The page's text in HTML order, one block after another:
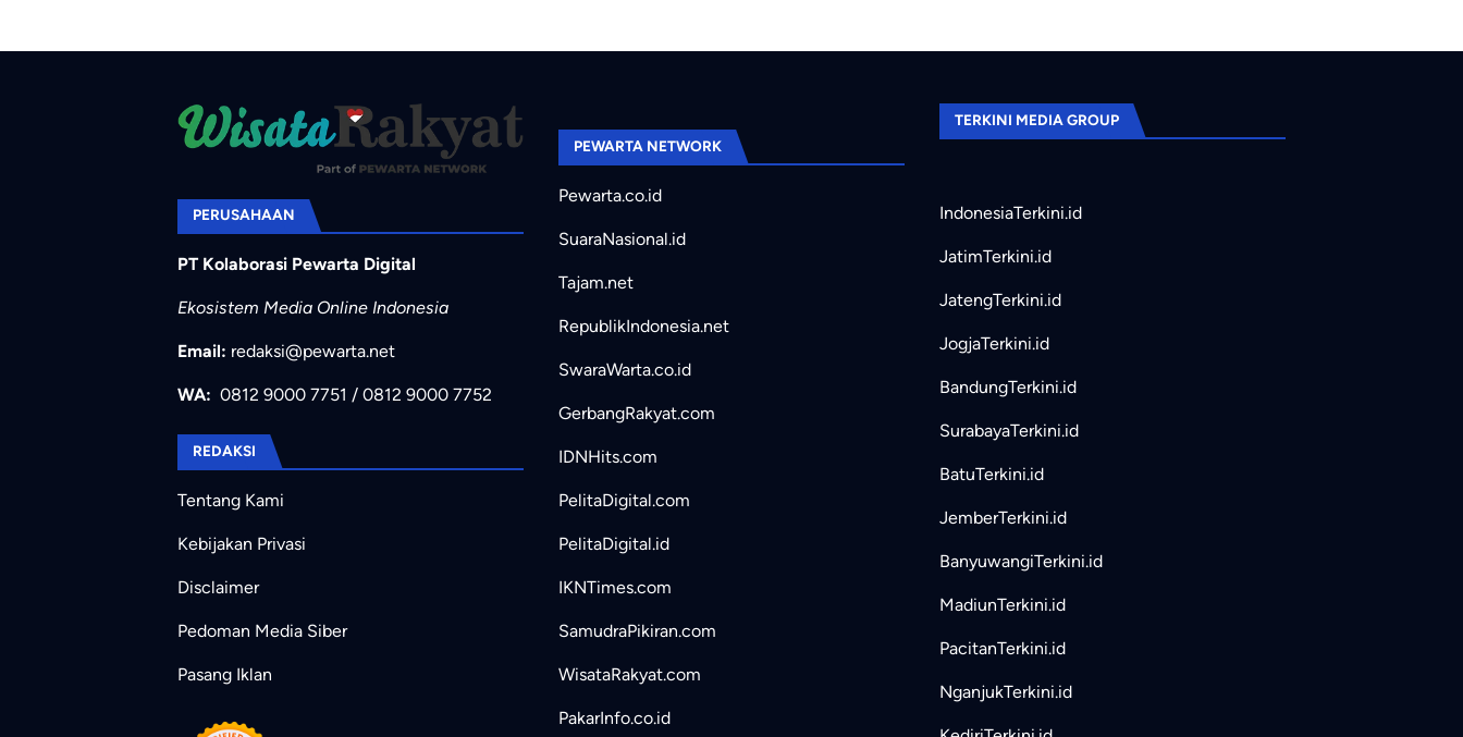
PERUSAHAAN
PT Kolaborasi Pewarta Digital
Ekosistem Media Online Indonesia
Email: redaksi@pewarta.net
WA: 0812 9000 7751 / 0812 9000 7752
REDAKSI
Tentang Kami
Kebijakan Privasi
Disclaimer
Pedoman Media Siber
Pasang Iklan
PEWARTA NETWORK
Pewarta.co.id
SuaraNasional.id
Tajam.net
RepublikIndonesia.net
SwaraWarta.co.id
GerbangRakyat.com
IDNHits.com
PelitaDigital.com
PelitaDigital.id
IKNTimes.com
SamudraPikiran.com
WisataRakyat.com
PakarInfo.co.id
TERKINI MEDIA GROUP
IndonesiaTerkini.id
JatimTerkini.id
JatengTerkini.id
JogjaTerkini.id
BandungTerkini.id
SurabayaTerkini.id
BatuTerkini.id
JemberTerkini.id
BanyuwangiTerkini.id
MadiunTerkini.id
PacitanTerkini.id
NganjukTerkini.id